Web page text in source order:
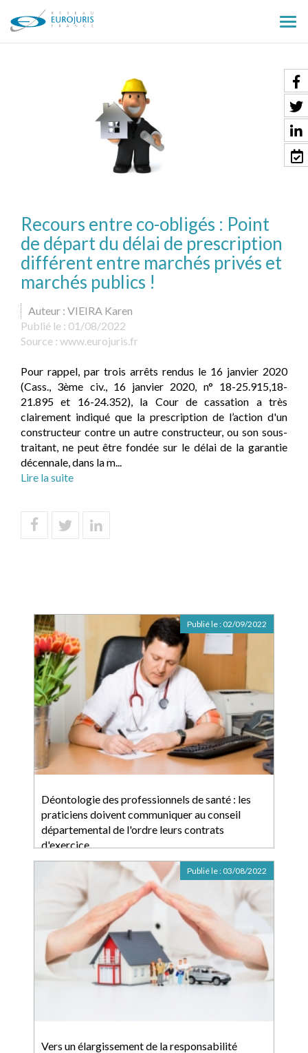
le
Recours entre co-obligés : Point
de départ du délai de prescription
différent entre marchés privés et
marchés publics !
Auteur : VIEIRA Karen
Publié le : 01/08/2022
Source : www.eurojuris.fr
Pour rappel, par trois arrêts rendus le 16 janvier 2020
(Cass., 3ème civ., 16 janvier 2020, n° 18-25.915,18-
21.895 et 16-24.352), la Cour de cassation a très
clairement indiqué que la prescription de l’action d'un
constructeur contre un autre constructeur, ou son sous-
traitant, ne peut être fondée sur le délai de la garantie
décennale, dans la m...
Lire la suite
Déontologie des professionnels de santé : les
praticiens doivent communiquer au conseil
départemental de l'ordre leurs contrats
d'exercice
Publié le : 02/09/2022
Vers un élargissement de la responsabilité
Publié le : 03/08/2022